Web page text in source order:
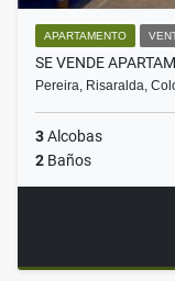
APARTAMENTO
SE VENDE
Pereira, Risaralda,
3Alcobas
2 Baños